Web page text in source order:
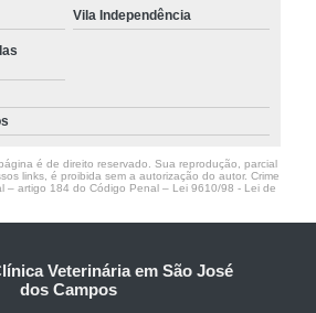
Vila Independência
é de direito reservado. Sua reprodução, parcial
links, é proibida sem a autorização do autor. Crime
– artigo 184 do Código Penal – Lei 9610/98 - Lei de
Veterinária em São José
dos Campos